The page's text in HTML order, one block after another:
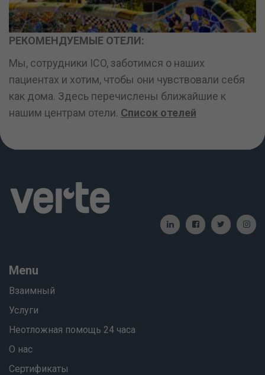
РЕКОМЕНДУЕМЫЕ ОТЕЛИ:
Мы, сотрудники ICO, заботимся о наших
пациентах и хотим, чтобы они чувствовали себя
как дома. Здесь перечислены ближайшие к
нашим центрам отели. Список отелей
Menu
Взаимный
Услуги
Неотложная помощь 24 часа
О нас
Сертификаты